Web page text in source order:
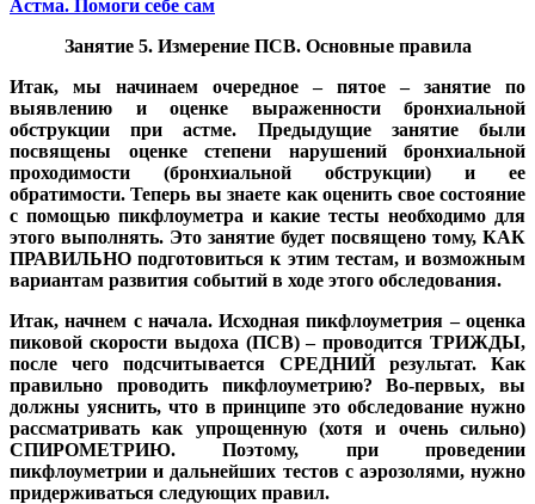
Астма. Помоги себе сам
Занятие 5. Измерение ПСВ. Основные правила
Итак, мы начинаем очередное – пятое – занятие по
выявлению и оценке выраженности бронхиальной
обструкции при астме. Предыдущие занятие были
посвящены оценке степени нарушений бронхиальной
проходимости (бронхиальной обструкции) и ее
обратимости. Теперь вы знаете как оценить свое состояние
с помощью пикфлоуметра и какие тесты необходимо для
этого выполнять. Это занятие будет посвящено тому, КАК
ПРАВИЛЬНО подготовиться к этим тестам, и возможным
вариантам развития событий в ходе этого обследования.
Итак, начнем с начала. Исходная пикфлоуметрия – оценка
пиковой скорости выдоха (ПСВ) – проводится ТРИЖДЫ,
после чего подсчитывается СРЕДНИЙ результат. Как
правильно проводить пикфлоуметрию? Во-первых, вы
должны уяснить, что в принципе это обследование нужно
рассматривать как упрощенную (хотя и очень сильно)
СПИРОМЕТРИЮ. Поэтому, при проведении
пикфлоуметрии и дальнейших тестов с аэрозолями, нужно
придерживаться следующих правил.